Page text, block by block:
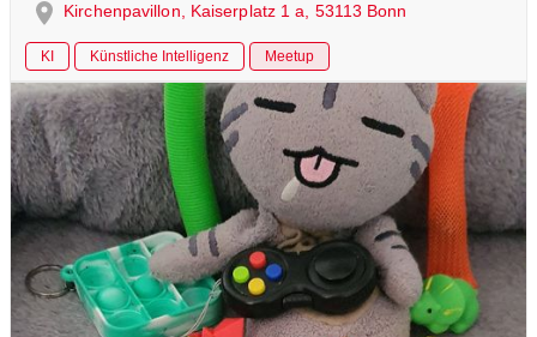
Kirchenpavillon, Kaiserplatz 1 a, 53113 Bonn
KI Künstliche Intelligenz Meetup